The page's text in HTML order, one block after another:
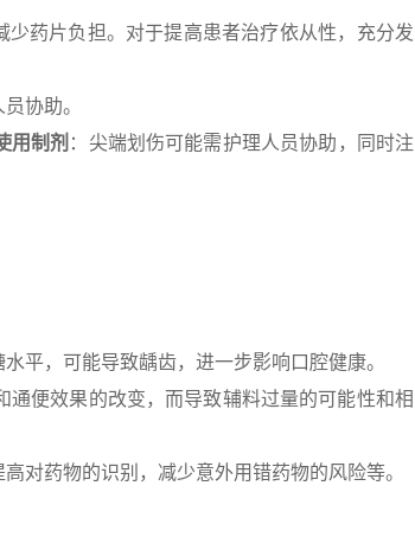
药片负担。对于提高患者治疗依从性，充分发
协助。
用制剂 ：尖端划伤可能需护理人员协助，同时注
平，可能导致龋齿，进一步影响口腔健康。
便效果的改变，而导致辅料过量的可能性和相
对药物的识别，减少意外用错药物的风险等。